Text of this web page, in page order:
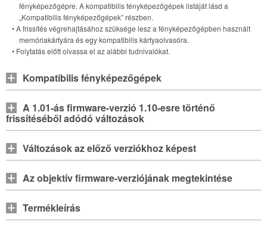
fényképezőgépre. A kompatibilis fényképezőgépek listáját lásd a
„Kompatibilis fényképezőgépek” részben.
• A frissítés végrehajtásához szüksége lesz a fényképezőgépben használt
memóriakártyára és egy kompatibilis kártyaolvasóra.
• Folytatás előtt olvassa el az alábbi tudnivalókat.
Kompatibilis fényképezőgépek
A 1.01-ás firmware-verzió 1.10-esre történő
frissítéséből adódó változások
Változások az előző verziókhoz képest
Az objektív firmware-verziójának megtekintése
Termékleírás